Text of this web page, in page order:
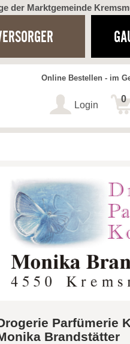
der Marktgemeinde
Online Bestellen - im
Login
0
Parfümerie
Brandstätter